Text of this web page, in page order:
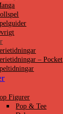
– Pocket
Figurer
Pop & Tee